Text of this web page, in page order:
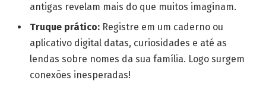
antigas revelam mais do que muitos imaginam.
Truque prático: Registre em um caderno ou
aplicativo digital datas, curiosidades e até as
lendas sobre nomes da sua família. Logo surgem
conexões inesperadas!